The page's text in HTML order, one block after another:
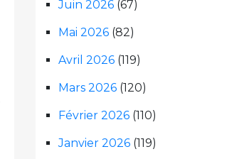
Juin 2026 (67)
Mai 2026 (82)
Avril 2026 (119)
Mars 2026 (120)
Février 2026 (110)
Janvier 2026 (119)